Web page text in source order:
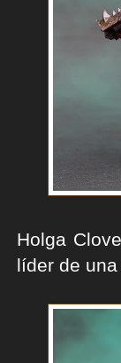
Holga
líder de